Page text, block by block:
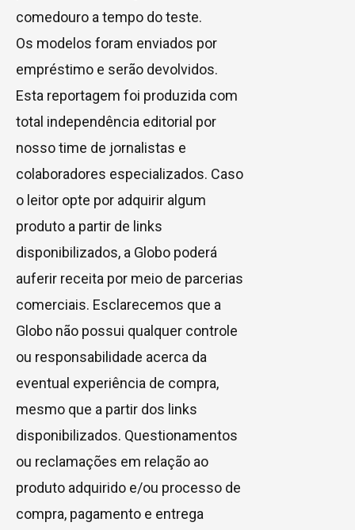
comedouro a tempo do teste.
Os modelos foram enviados por
empréstimo e serão devolvidos.
Esta reportagem foi produzida com
total independência editorial por
nosso time de jornalistas e
colaboradores especializados. Caso
o leitor opte por adquirir algum
produto a partir de links
disponibilizados, a Globo poderá
auferir receita por meio de parcerias
comerciais. Esclarecemos que a
Globo não possui qualquer controle
ou responsabilidade acerca da
eventual experiência de compra,
mesmo que a partir dos links
disponibilizados. Questionamentos
ou reclamações em relação ao
produto adquirido e/ou processo de
compra, pagamento e entrega